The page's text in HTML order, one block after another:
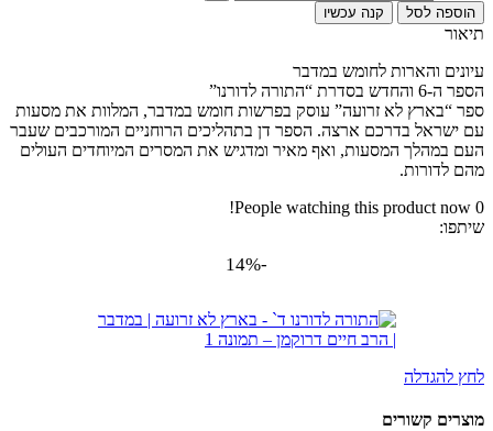
הוספה לסל קנה עכשיו
תיאור
עיונים והארות לחומש במדבר
הספר ה-6 והחדש בסדרת “התורה לדורנו”
ספר “בארץ לא זרועה” עוסק בפרשות חומש במדבר, המלוות את מסעות
עם ישראל בדרכם ארצה. הספר דן בתהליכים הרוחניים המורכבים שעבר
העם במהלך המסעות, ואף מאיר ומדגיש את המסרים המיוחדים העולים
מהם לדורות.
0
People watching this product now!
שיתפו:
-14%
לחץ להגדלה
מוצרים קשורים